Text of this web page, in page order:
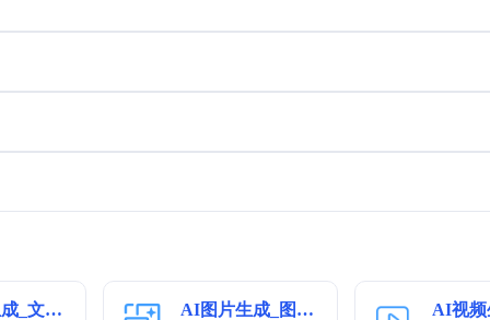
AI图片生成_文生图 AI图片生成_图生图